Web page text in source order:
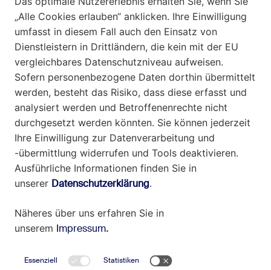
Unsere Verantwortung
Insights
Karriere
Impressum
Datenschutz